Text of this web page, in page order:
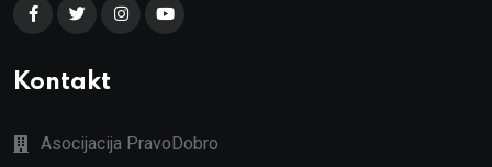
Kontakt
Asocijacija PravoDobro